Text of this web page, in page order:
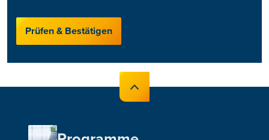
Prüfen & Bestätigen